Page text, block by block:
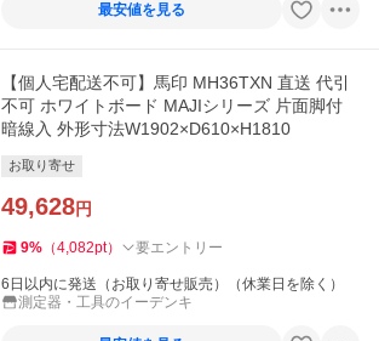
最安値を見る
【個人宅配送不可】馬印 MH36TXN 直送 代引
不可 ホワイトボード MAJIシリーズ 片面脚付
暗線入 外形寸法W1902×D610×H1810
お取り寄せ
49,628円
9% （4,082pt） 要エントリー
6日以内に発送（お取り寄せ販売）（休業日を除く）
測定器・工具のイーデンキ